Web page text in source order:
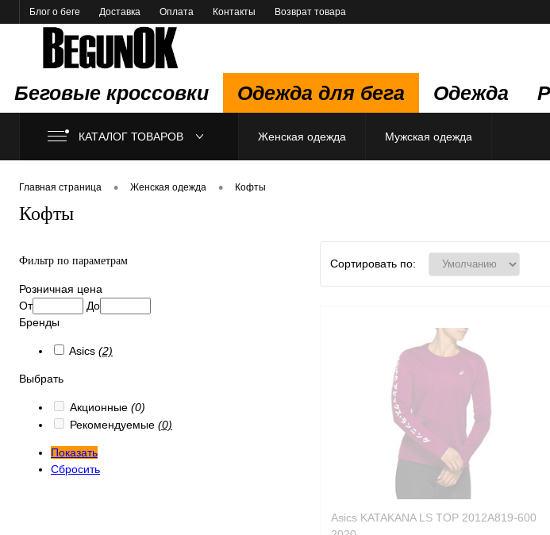
Блог о беге Доставка Оплата Контакты Возврат товара
Беговые кроссовки Одежда для бега Одежда
КАТАЛОГ ТОВАРОВ Женская одежда Мужская одежда
Главная страница • Женская одежда • Кофты
Кофты
Фильтр по параметрам
Розничная цена
От
До
Бренды
Asics (2)
Выбрать
Акционные (0)
Рекомендуемые (0)
Показать
Сбросить
Сортировать по:
Asics KATAKANA LS TOP 2012A819-600